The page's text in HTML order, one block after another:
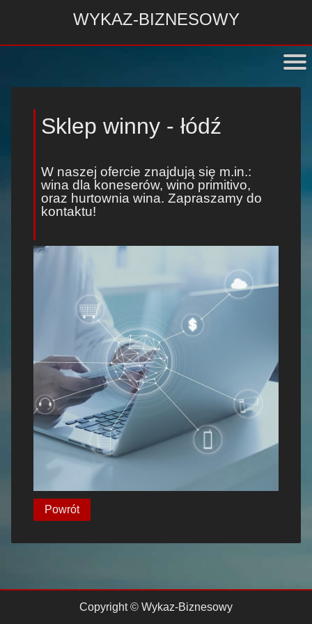
WYKAZ-BIZNESOWY
Sklep winny - łódź
W naszej ofercie znajdują się m.in.:
wina dla koneserów, wino primitivo,
oraz hurtownia wina. Zapraszamy do
kontaktu!
Powrót
Copyright © Wykaz-Biznesowy